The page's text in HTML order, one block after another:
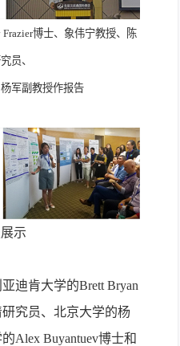
博士、象伟宁教授、陈
员、
军副教授作报告
示
迪肯大学的Brett Bryan
究员、北京大学的杨
Alex Buyantuev博士和